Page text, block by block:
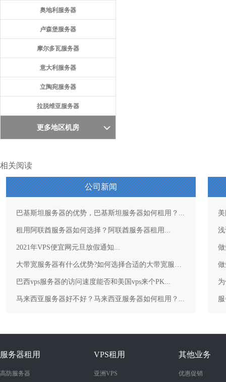
奥地利服务器
卢森堡服务器
摩尔多瓦服务器
意大利服务器
立陶宛服务器
拉脱维亚服务器
更多地区机房
相关阅读
公司新闻
巴基斯坦服务器的优势，巴基斯坦服务器如何租用？...
租用阿联酋服务器如何选择？阿联酋服务器租用...
2021年VPS便宜网元旦放假通知...
大带宽服务器有什么优势?如何选择合适的大带宽服务器？...
巴西vps服务器的访问速度能否和美国vps来个PK...
马来西亚服务器好不好？马来西亚服务器如何租用？...
服务器租用
高防服务器
VPS租用
亚洲VPS
其他业务
优惠促销